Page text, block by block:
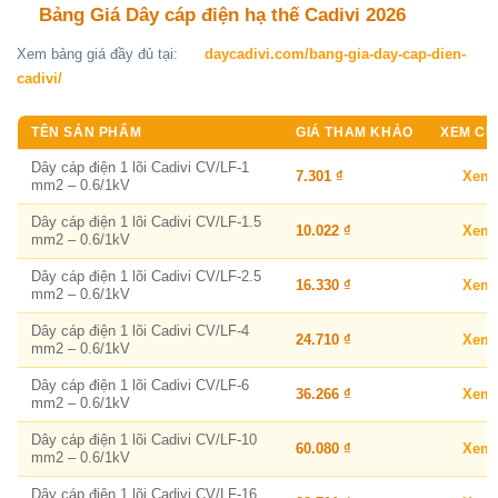
Bảng Giá Dây cáp điện hạ thế Cadivi 2026
Xem bảng giá đầy đủ tại:
daycadivi.com/bang-gia-day-cap-dien-
cadivi/
TÊN SẢN PHẨM GIÁ THAM KHẢO XEM
Dây cáp điện 1 lõi Cadivi CV/LF-1
mm2 – 0.6/1kV
7.301 ₫
Dây cáp điện 1 lõi Cadivi CV/LF-1.5
mm2 – 0.6/1kV
10.022 ₫
Dây cáp điện 1 lõi Cadivi CV/LF-2.5
mm2 – 0.6/1kV
16.330 ₫
Dây cáp điện 1 lõi Cadivi CV/LF-4
mm2 – 0.6/1kV
24.710 ₫
Dây cáp điện 1 lõi Cadivi CV/LF-6
mm2 – 0.6/1kV
36.266 ₫
Dây cáp điện 1 lõi Cadivi CV/LF-10
mm2 – 0.6/1kV
60.080 ₫
Dây cáp điện 1 lõi Cadivi CV/LF-16